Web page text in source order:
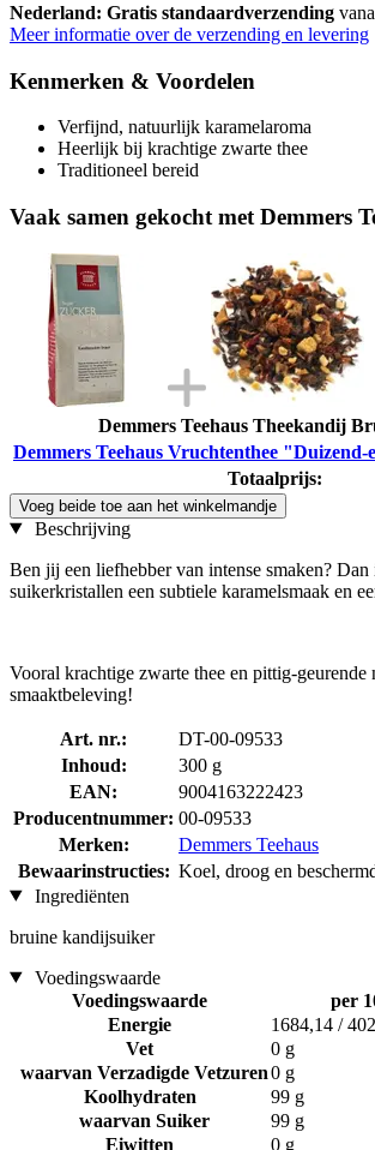
Nederland: Gratis standaardverzending
Meer informatie over de verzending en levering
Kenmerken & Voordelen
Verfijnd, natuurlijk karamelaroma
Heerlijk bij krachtige zwarte thee
Traditioneel bereid
Vaak samen gekocht met Demmers
Demmers Teehaus Theekandij
Demmers Teehaus Vruchtenthee "Duizend-
Totaalprijs:
Voeg beide toe aan het winkelmandje
Beschrijving
Ben jij een liefhebber van intense smaken?
suikerkristallen een subtiele karamelsmaak en
Vooral krachtige zwarte thee en pittig-
smaaktbeleving!
Art. nr.:
DT-00-09533
Inhoud:
300 g
EAN:
9004163222423
Producentnummer: 00-09533
Merken:
Demmers Teehaus
Bewaarinstructies: Koel, droog en
Ingrediënten
bruine kandijsuiker
Voedingswaarde
Voedingswaarde
per
Energie
1684,14 /
Vet
0 g
waarvan Verzadigde Vetzuren0 g
Koolhydraten
99 g
waarvan Suiker
99 g
Eiwitten
0 g